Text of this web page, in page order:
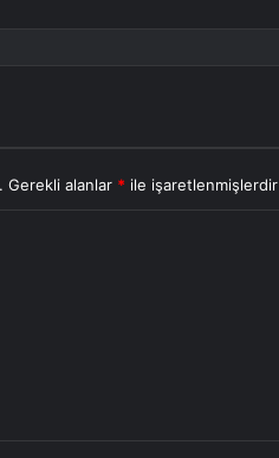
Gerekli alanlar * ile işaretlenmişlerdir